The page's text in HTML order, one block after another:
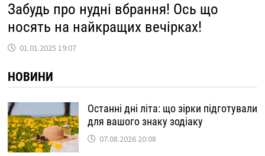
Забудь про нудні вбрання! Ось що
носять на найкращих вечірках!
01.01.2025 19:07
НОВИНИ
Останні дні літа: що зірки підготували
для вашого знаку зодіаку
07.08.2026 20:08